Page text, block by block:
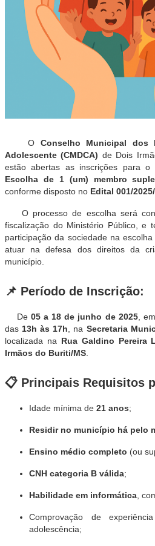
O Conselho Municipal
Adolescente (CMDCA) de Dois
estão abertas as inscrições para o
Escolha de 1 (um) membro
conforme disposto no Edital 001/
O processo de escolha será
fiscalização do Ministério Público, e
participação da sociedade na
atuar na defesa dos direitos da
município.
📌 Período de Inscrição:
De05 a 18 de junho de 2025,
das 13h às 17h , na Secretaria
localizada na Rua Galdino Pereira
Irmãos do Buriti/MS
📋 Principais Requisitos
Idade mínima de 21 anos;
Residir no município há pelo
Ensino médio completo (ou
CNH categoria B válida;
Habilidade em informática ,
Comprovação de
adolescência;